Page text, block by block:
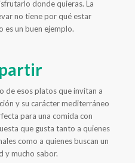
donde quieras. La
no tiene por qué estar
es un buen ejemplo.
de esos platos que invitan a
y su carácter mediterráneo
para una comida con
que gusta tanto a quienes
como a quienes buscan un
y mucho sabor.